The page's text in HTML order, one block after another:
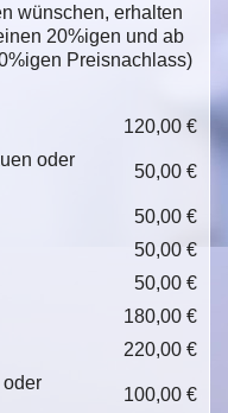
wünschen, erhalten
20%igen und ab
Preisnachlass)
120,00 €
oder
50,00 €
50,00 €
50,00 €
50,00 €
180,00 €
220,00 €
100,00 €